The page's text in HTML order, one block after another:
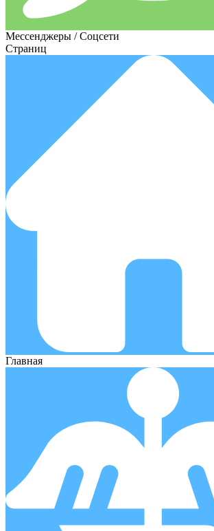
Мессенджеры / Соцсети
Страниц
Главная